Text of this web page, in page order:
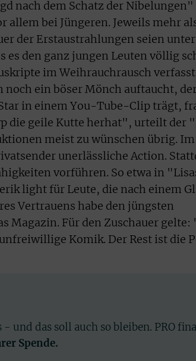
nach dem Schatz der Nibelungen"
allem bei Jüngeren. Jeweils mehr
der Erstaustrahlungen seien
es den ganz jungen Leuten völlig
im Weihrauchrausch verfasst
noch ein böser Mönch auftaucht,
in einem You-Tube-Clip trägt,
die geile Kutte herhat", urteilt der
meist zu wünschen übrig.
unerlässliche Action.
vorführen. So etwa in
light für Leute, die nach einem
Vertrauens habe den jüngsten
Magazin. Für den Zuschauer gelte:
Komik. Der Rest ist die
und das soll auch so bleiben. PRO
Spende.